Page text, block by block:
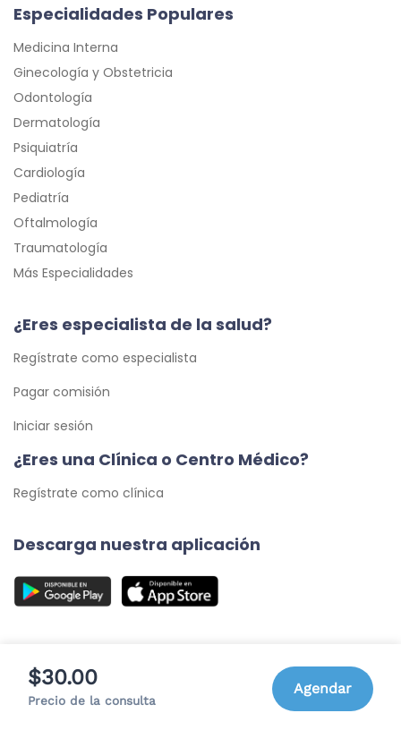
$30.00
Precio de la consulta
Agendar
Especialidades Populares
Medicina Interna
Ginecología y Obstetricia
Odontología
Dermatología
Psiquiatría
Cardiología
Pediatría
Oftalmología
Traumatología
Más Especialidades
¿Eres especialista de la salud?
Regístrate como especialista
Pagar comisión
Iniciar sesión
¿Eres una Clínica o Centro Médico?
Regístrate como clínica
Descarga nuestra aplicación
© 2026 Cita Médica 24/7, C.A. - Todos los Derechos